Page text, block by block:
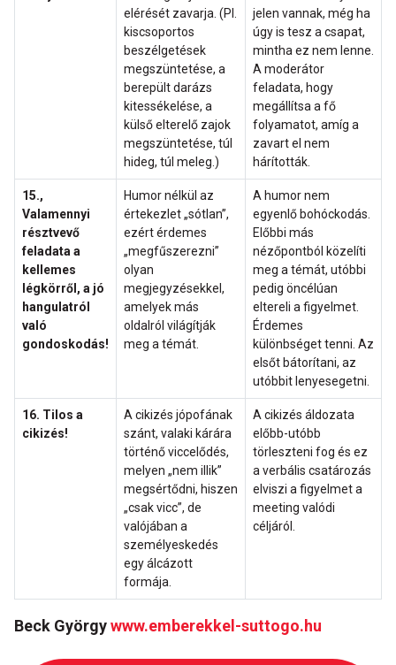
elérését zavarja. (Pl.
kiscsoportos
beszélgetések
megszüntetése, a
berepült darázs
kitessékelése, a
külső elterelő zajok
megszüntetése, túl
hideg, túl meleg.)
jelen vannak, még ha
úgy is tesz a csapat,
mintha ez nem lenne.
A moderátor
feladata, hogy
megállítsa a fő
folyamatot, amíg a
zavart el nem
hárították.
15.,
Valamennyi
résztvevő
feladata a
kellemes
légkörről, a jó
hangulatról
való
gondoskodás!
Humor nélkül az
értekezlet „sótlan”,
ezért érdemes
„megfűszerezni”
olyan
megjegyzésekkel,
amelyek más
oldalról világítják
meg a témát.
A humor nem
egyenlő bohóckodás.
Előbbi más
nézőpontból közelíti
meg a témát, utóbbi
pedig öncélúan
eltereli a figyelmet.
Érdemes
különbséget tenni. Az
elsőt bátorítani, az
utóbbit lenyesegetni.
16. Tilos a
cikizés!
A cikizés jópofának
szánt, valaki kárára
történő viccelődés,
melyen „nem illik”
megsértődni, hiszen
„csak vicc”, de
valójában a
személyeskedés
egy álcázott
formája.
A cikizés áldozata
előbb-utóbb
törleszteni fog és ez
a verbális csatározás
elviszi a figyelmet a
meeting valódi
céljáról.
Beck Györgywww.emberekkel-suttogo.hu